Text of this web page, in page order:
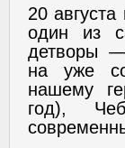
20
один из
детворы
на уже
нашему
год),